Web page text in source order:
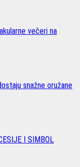
večeri na
snažne oružane
I SIMBOL